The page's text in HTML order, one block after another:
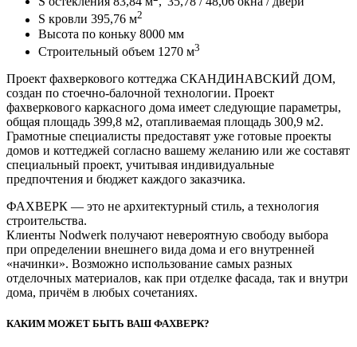
S кровли 395,76 м2
Высота по коньку 8000 мм
Строительный объем 1270 м3
Проект фахверкового коттеджа СКАНДИНАВСКИЙ ДОМ,
создан по стоечно-балочной технологии. Проект
фахверкового каркасного дома имеет следующие параметры,
общая площадь 399,8 м2, отапливаемая площадь 300,9 м2.
Грамотные специалисты предоставят уже готовые проекты
домов и коттеджей согласно вашему желанию или же составят
специальный проект, учитывая индивидуальные
предпочтения и бюджет каждого заказчика.
ФАХВЕРК — это не архитектурный стиль, а технология
строительства.
Клиенты Nodwerk получают невероятную свободу выбора
при определении внешнего вида дома и его внутренней
«начинки». Возможно использование самых разных
отделочных материалов, как при отделке фасада, так и внутри
дома, причём в любых сочетаниях.
КАКИМ МОЖЕТ БЫТЬ ВАШ ФАХВЕРК?